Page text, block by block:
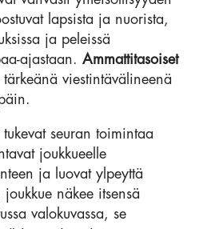
lapsista ja nuorista,
ja peleissä
ajastaan. Ammattitasoiset
viestintävälineenä
tukevat seuran toimintaa
joukkueelle
ja luovat ylpeyttä
näkee itsensä
valokuvassa, se